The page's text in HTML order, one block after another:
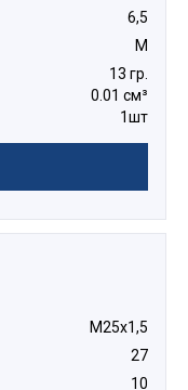
6,5
М
13 гр.
0.01 см³
1шт
М25х1,5
27
10